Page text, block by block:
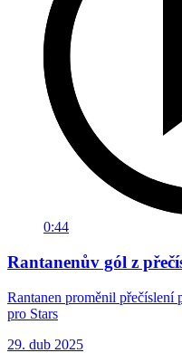
0:44
Rantanenův gól z
Rantanen proměnil
pro Stars
29. dub 2025